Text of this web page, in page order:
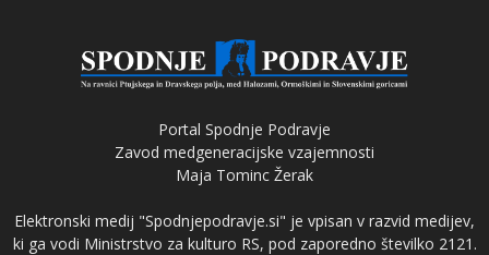
Portal Spodnje Podravje
Zavod medgeneracijske vzajemnosti
Maja Tominc Žerak
Elektronski medij "Spodnjepodravje.si" je vpisan v razvid medijev,
ki ga vodi Ministrstvo za kulturo RS, pod zaporedno številko 2121.